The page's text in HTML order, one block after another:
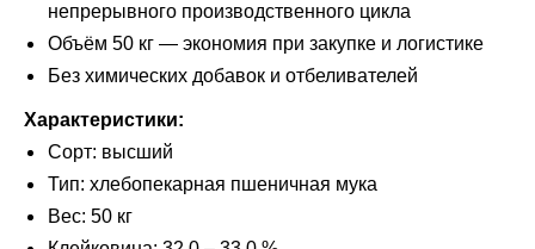
непрерывного производственного цикла
Объём 50 кг — экономия при закупке и логистике
Без химических добавок и отбеливателей
Характеристики:
Сорт: высший
Тип: хлебопекарная пшеничная мука
Вес: 50 кг